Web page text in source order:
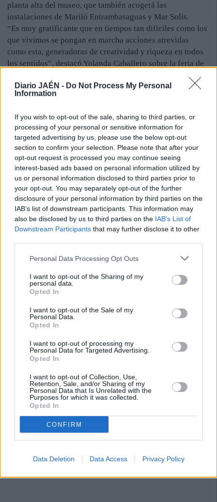
Diario JAÉN - Do Not Process My Personal
Information
If you wish to opt-out of the sale, sharing to third parties, or
processing of your personal or sensitive information for
targeted advertising by us, please use the below opt-out
section to confirm your selection. Please note that after your
opt-out request is processed you may continue seeing
interest-based ads based on personal information utilized by
us or personal information disclosed to third parties prior to
your opt-out. You may separately opt-out of the further
disclosure of your personal information by third parties on the
IAB’s list of downstream participants. This information may
also be disclosed by us to third parties on the IAB’s List of
Downstream Participants that may further disclose it to other
Personal Data Processing Opt Outs
I want to opt-out of the Sharing of my
personal data.
Opted In
I want to opt-out of the Sale of my
Personal Data.
Opted In
I want to opt-out of processing my
Personal Data for Targeted Advertising.
Opted In
I want to opt-out of Collection, Use,
Retention, Sale, and/or Sharing of my
Personal Data that Is Unrelated with the
Purposes for which it was collected.
Opted In
CONFIRM
Data Deletion Data Access Privacy Policy
planta alta del museo, que también acogerá las
instalaciones de Mariló Entrambasaguas y Mar Solis.
“Es muy gratificante que en tiempos tan difíciles como los
que vivimos se pongan en marcha acciones atrevidas
como esta, generadoras de creatividad y riqueza en todos
los sentidos”, destacó Yolanda Caballero sobre la feria de
arte contemporáneo, que, como cada año, volverá a salir a
la calle. Algo de lo que también se congratuló Cristina
Nestares: “Gracias a ‘ArtJaén’, el arte sale al encuentro de
acceder a la cultura”. Por su parte, Olivares aseguró que
para la Diputación es un “orgullo” participar en una
iniciativa que goza de gran repercusión e importancia en
el mundo del arte. “Esta es una feria única e innovadora,
que pone la cultura en valor, algo muy importante en la
época de crisis, como la que vivimos ahora”, apuntó
Olivares.
Asimismo, García-Lomas quiso reconocer el esfuerzo de
“todos” por mantener activa una feria como esta, que pone
en contacto “directo” a la gente con las obras de arte. Por
artistas españoles, portugueses, brasileños o ingleses.